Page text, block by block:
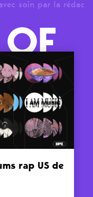
soin par la rédac
rap US de